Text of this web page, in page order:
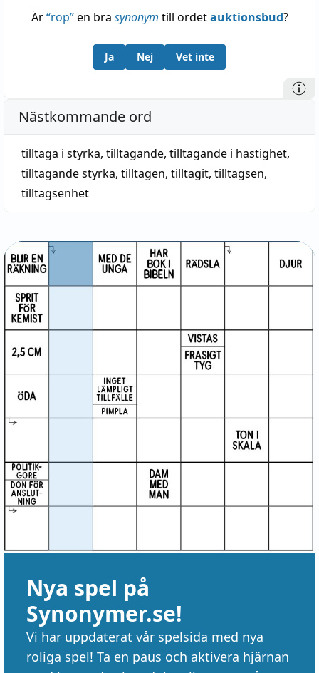
Är“rop”en bra synonym till ordetauktionsbud?
Ja Nej Vet inte
Nästkommande ord
tilltaga i styrka, tilltagande, tilltagande i hastighet,
tilltagande styrka, tilltagen, tilltagit, tilltagsen,
tilltagsenhet
Nya spel på
Synonymer.se!
Vi har uppdaterat vår spelsida med nya
roliga spel! Ta en paus och aktivera hjärnan